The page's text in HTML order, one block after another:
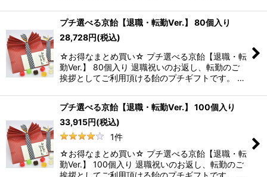
プチ選べる京飴【退職・転勤Ver.】 80個入り
28,728円(税込)
☆お得なまとめ買い☆ プチ選べる京飴【退職・転
勤Ver.】 80個入り 退職祝いのお返し、転勤のご
挨拶としてご利用頂ける飴のプチギフトです。 …
プチ選べる京飴【退職・転勤Ver.】 100個入り
33,915円(税込)
1件
☆お得なまとめ買い☆ プチ選べる京飴【退職・転
勤Ver.】 100個入り 退職祝いのお返し、転勤のご
挨拶としてご利用頂ける飴のプチギフトです。 …